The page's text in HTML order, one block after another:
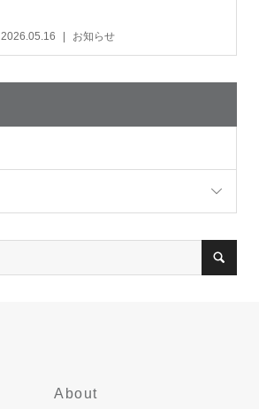
2026.05.16 お知らせ
About